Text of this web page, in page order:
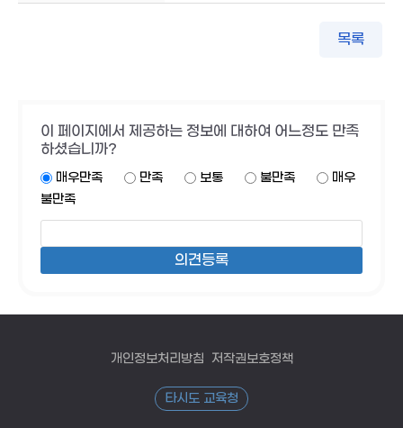
목록
이 페이지에서 제공하는 정보에 대하여 어느정도 만족
하셨습니까?
매우만족 만족 보통 불만족
매우
불만족
개인정보처리방침 저작권보호정책
타시도 교육청